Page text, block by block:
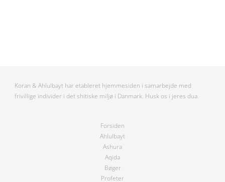
Koran & Ahlulbayt har etableret hjemmesiden i samarbejde med
frivillige individer i det shitiske miljø i Danmark. Husk os i jeres dua.
Forsiden
Ahlulbayt
Ashura
Aqida
Bøger
Profeter